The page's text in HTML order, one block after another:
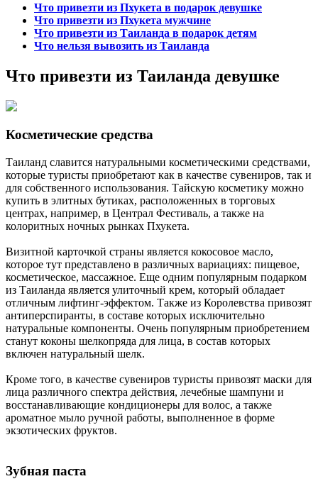
Что привезти из Пхукета в подарок девушке
Что привезти из Пхукета мужчине
Что привезти из Таиланда в подарок детям
Что нельзя вывозить из Таиланда
Что привезти из Таиланда девушке
Косметические средства
Таиланд славится натуральными косметическими средствами,
которые туристы приобретают как в качестве сувениров, так и
для собственного использования. Тайскую косметику можно
купить в элитных бутиках, расположенных в торговых
центрах, например, в Централ Фестиваль, а также на
колоритных ночных рынках Пхукета.
Визитной карточкой страны является кокосовое масло,
которое тут представлено в различных вариациях: пищевое,
косметическое, массажное. Еще одним популярным подарком
из Таиланда является улиточный крем, который обладает
отличным лифтинг-эффектом. Также из Королевства привозят
антиперспиранты, в составе которых исключительно
натуральные компоненты. Очень популярным приобретением
станут коконы шелкопряда для лица, в состав которых
включен натуральный шелк.
Кроме того, в качестве сувениров туристы привозят маски для
лица различного спектра действия, лечебные шампуни и
восстанавливающие кондиционеры для волос, а также
ароматное мыло ручной работы, выполненное в форме
экзотических фруктов.
Зубная паста